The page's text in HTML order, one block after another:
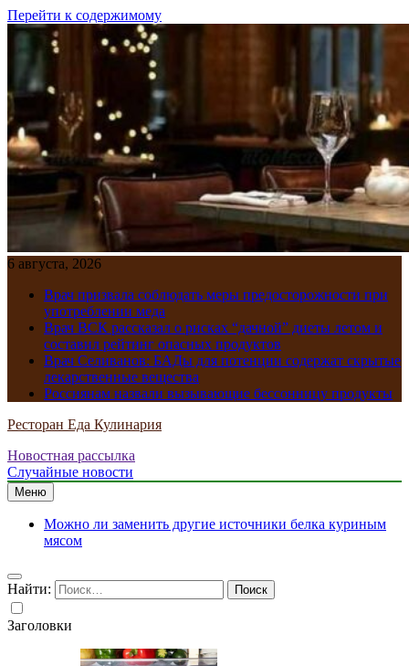
Перейти к содержимому
6 августа, 2026
Врач призвала соблюдать меры предосторожности при
употреблении меда
Врач ВСК рассказал о рисках “дачной” диеты летом и
составил рейтинг опасных продуктов
Врач Селиванов: БАДы для потенции содержат скрытые
лекарственные вещества
Россиянам назвали вызывающие бессонницу продукты
Ресторан Еда Кулинария
Новостная рассылка
Случайные новости
Меню
Можно ли заменить другие источники белка куриным
мясом
Найти:
Заголовки